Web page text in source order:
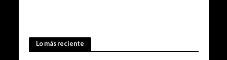
Lo más reciente